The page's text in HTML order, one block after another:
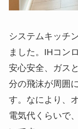
システムキッチ
ました。IHコン
安心安全、ガス
分の飛沫が周囲
す。なにより、
電気代くらいで